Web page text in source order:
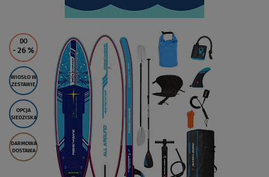
DO
- 26 %
WIOSŁO W
ZESTAWIE
OPCJA
SIEDZISKA
DARMOWA
DOSTAWA